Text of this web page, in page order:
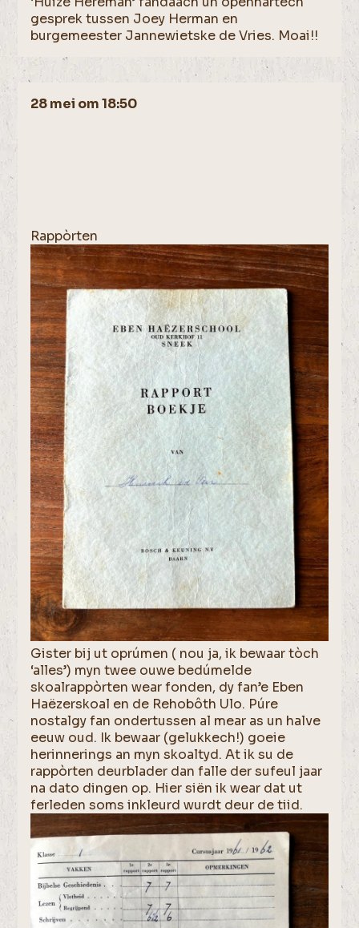
gesprek tussen Joey Herman en
burgemeester Jannewietske de Vries. Moai!!
28 mei om 18:50
Rappòrten
Gister bij ut oprúmen ( nou ja, ik bewaar tòch
‘alles’) myn twee ouwe bedúmelde
skoalrappòrten wear fonden, dy fan’e Eben
Haëzerskoal en de Rehobôth Ulo. Púre
nostalgy fan ondertussen al mear as un halve
eeuw oud. Ik bewaar (gelukkech!) goeie
herinnerings an myn skoaltyd. At ik su de
rappòrten deurblader dan falle der sufeul jaar
na dato dingen op. Hier siën ik wear dat ut
ferleden soms inkleurd wurdt deur de tiid.